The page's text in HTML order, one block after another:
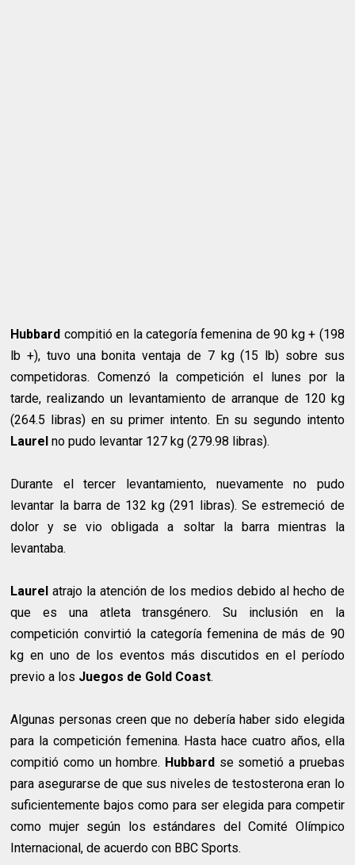
Hubbard compitió en la categoría femenina de 90 kg + (198
lb +), tuvo una bonita ventaja de 7 kg (15 lb) sobre sus
competidoras. Comenzó la competición el lunes por la
tarde, realizando un levantamiento de arranque de 120 kg
(264.5 libras) en su primer intento. En su segundo intento
Laurel no pudo levantar 127 kg (279.98 libras).
Durante el tercer levantamiento, nuevamente no pudo
levantar la barra de 132 kg (291 libras). Se estremeció de
dolor y se vio obligada a soltar la barra mientras la
levantaba.
Laurel atrajo la atención de los medios debido al hecho de
que es una atleta transgénero. Su inclusión en la
competición convirtió la categoría femenina de más de 90
kg en uno de los eventos más discutidos en el período
previo a los Juegos de Gold Coast.
Algunas personas creen que no debería haber sido elegida
para la competición femenina. Hasta hace cuatro años, ella
compitió como un hombre. Hubbard se sometió a pruebas
para asegurarse de que sus niveles de testosterona eran lo
suficientemente bajos como para ser elegida para competir
como mujer según los estándares del Comité Olímpico
Internacional, de acuerdo con BBC Sports.